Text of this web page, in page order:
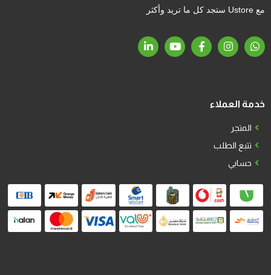
مع Ustore ستجد كل ما تريد وأكثر
خدمة العملاء
المتجر
تتبع الطلب
حسابي